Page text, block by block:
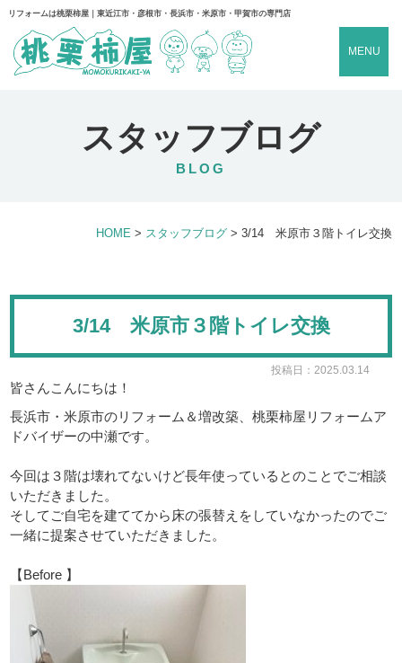
リフォームは桃栗柿屋｜東近江市・彦根市・長浜市・米原市・甲賀市の専門店
MENU
スタッフブログ
BLOG
HOME > スタッフブログ> 3/14 米原市３階トイレ交換
3/14 米原市３階トイレ交換
投稿日：2025.03.14
皆さんこんにちは！
長浜市・米原市のリフォーム＆増改築、桃栗柿屋リフォームア
ドバイザーの中瀬です。
今回は３階は壊れてないけど長年使っているとのことでご相談
いただきました。
そしてご自宅を建ててから床の張替えをしていなかったのでご
一緒に提案させていただきました。
【Before 】